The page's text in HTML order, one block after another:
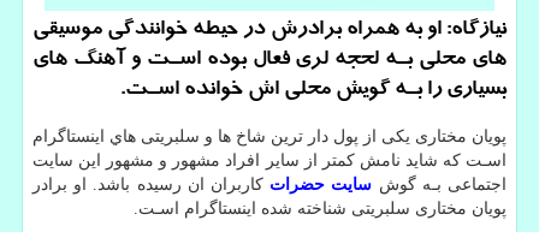
نیازگاه: او به همراه برادرش در حیطه خوانندگی موسیقی
های‌ محلی بـه لحجه لری فعال بوده اسـت و آهنگ های‌
بسیاری را بـه گویش محلی اش خوانده اسـت.
پویان مختاری یکی از پول دار ترین شاخ ها و سلبریتی هاي‌ اینستاگرام
اسـت که شاید نامش کمتر از سایر افراد مشهور و مشهور این سایت
اجتماعی بـه گوش سایت حضرات کاربران ان رسیده باشد. او برادر
پویان مختاری سلبریتی شناخته شده اینستاگرام اسـت